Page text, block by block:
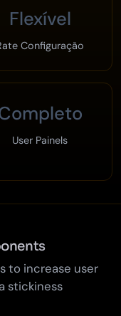
Flexível
Configuração
User Painels
to increase user
stickiness